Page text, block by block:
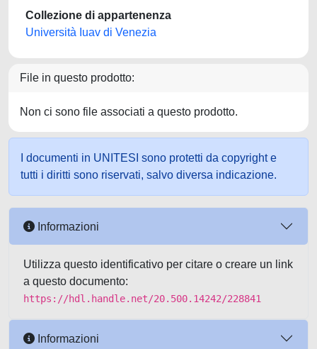
Collezione di appartenenza
Università Iuav di Venezia
File in questo prodotto:
Non ci sono file associati a questo prodotto.
I documenti in UNITESI sono protetti da copyright e
tutti i diritti sono riservati, salvo diversa indicazione.
Informazioni
Utilizza questo identificativo per citare o creare un link
a questo documento:
https://hdl.handle.net/20.500.14242/228841
Informazioni